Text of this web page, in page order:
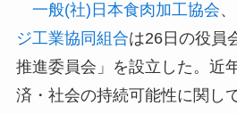
一般(社)日本食肉加工協会、
ジ工業協同組合は26日の役員
推進委員会」を設立した。近
済・社会の持続可能性に関し